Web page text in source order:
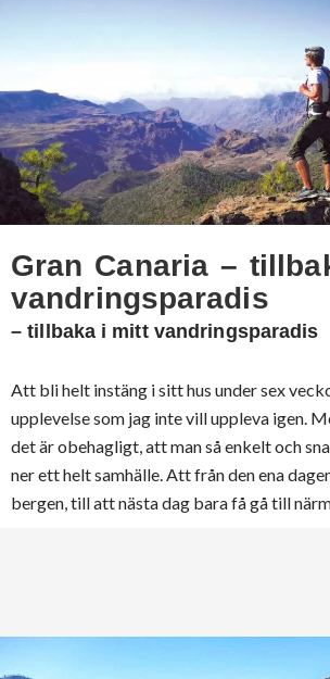
Gran Canaria –
vandringsparadis
– tillbaka i mitt vandringsparadis
Att bli helt instäng i sitt hus under sex
upplevelse som jag inte vill uppleva igen.
det är obehagligt, att man så enkelt och
ner ett helt samhälle. Att från den ena
bergen, till att nästa dag bara få gå till